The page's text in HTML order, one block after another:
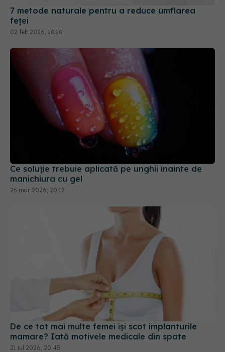
Ce soluție trebuie aplicată pe unghii înainte de
25 mar 2026, 20:12
De ce tot mai multe femei își scot implanturile
mamare? Iată motivele medicale din spate
21 iul 2026, 20:45